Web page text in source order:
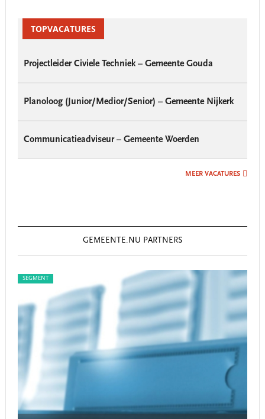
SidebarTOPVACATURES
Projectleider Civiele Techniek – Gemeente Gouda
Planoloog (Junior/Medior/Senior) – Gemeente Nijkerk
Communicatieadviseur – Gemeente Woerden
MEER VACATURES
GEMEENTE.NU PARTNERS
SEGMENT